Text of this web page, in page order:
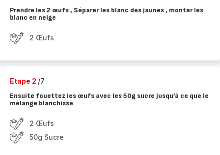
Prendre les 2 œufs , Séparer les blanc des jaunes , monter les
blanc en neige
2 Œufs
Etape 2 /7
Ensuite fouettez les œufs avec les 50g sucre jusqu’à ce que le
mélange blanchisse
2 Œufs
50g Sucre